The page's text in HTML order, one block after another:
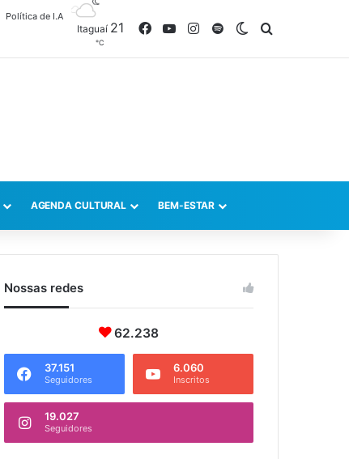
Política de I.A
Itaguaí 21
℃
FacebookYouTubeInstagram
SpotifySwitch skin
AGENDA CULTURAL BEM-ESTAR
Nossas redes
62.238
37.151
Seguidores
6.060
Inscritos
19.027
Seguidores